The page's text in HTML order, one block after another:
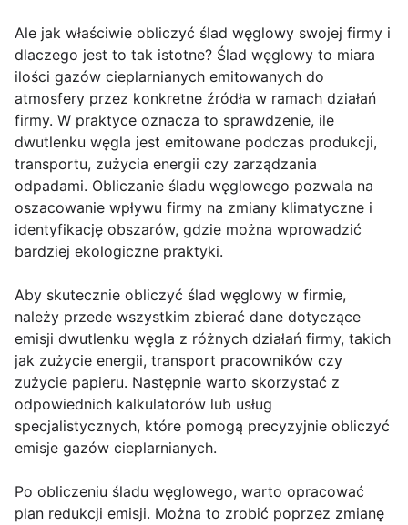
Ale jak właściwie obliczyć ślad węglowy swojej firmy i
dlaczego jest to tak istotne? Ślad węglowy to miara
ilości gazów cieplarnianych emitowanych do
atmosfery przez konkretne źródła w ramach działań
firmy. W praktyce oznacza to sprawdzenie, ile
dwutlenku węgla jest emitowane podczas produkcji,
transportu, zużycia energii czy zarządzania
odpadami. Obliczanie śladu węglowego pozwala na
oszacowanie wpływu firmy na zmiany klimatyczne i
identyfikację obszarów, gdzie można wprowadzić
bardziej ekologiczne praktyki.
Aby skutecznie obliczyć ślad węglowy w firmie,
należy przede wszystkim zbierać dane dotyczące
emisji dwutlenku węgla z różnych działań firmy, takich
jak zużycie energii, transport pracowników czy
zużycie papieru. Następnie warto skorzystać z
odpowiednich kalkulatorów lub usług
specjalistycznych, które pomogą precyzyjnie obliczyć
emisje gazów cieplarnianych.
Po obliczeniu śladu węglowego, warto opracować
plan redukcji emisji. Można to zrobić poprzez zmianę